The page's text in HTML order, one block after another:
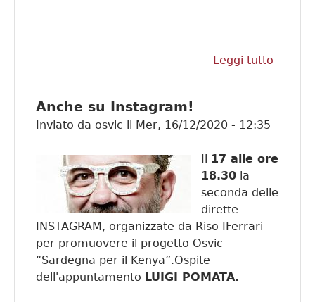
Leggi tutto
Anche su Instagram!
Inviato da osvic il Mer, 16/12/2020 - 12:35
Il 17 alle ore
18.30 la
seconda delle
dirette
INSTAGRAM, organizzate da Riso IFerrari
per promuovere il progetto Osvic
“Sardegna per il Kenya”.Ospite
dell'appuntamento LUIGI POMATA.